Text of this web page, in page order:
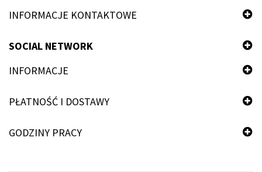
INFORMACJE KONTAKTOWE
SOCIAL NETWORK
INFORMACJE
PŁATNOŚĆ I DOSTAWY
GODZINY PRACY